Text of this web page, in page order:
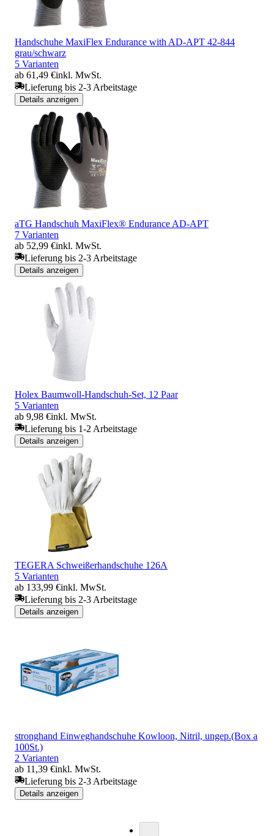
Handschuhe MaxiFlex Endurance with AD-APT 42-844
grau/schwarz
5 Varianten
ab 61,49 €inkl. MwSt.
Lieferung bis 2-3 Arbeitstage
Details anzeigen
aTG Handschuh MaxiFlex® Endurance AD-APT
7 Varianten
ab 52,99 €inkl. MwSt.
Lieferung bis 2-3 Arbeitstage
Details anzeigen
Holex Baumwoll-Handschuh-Set, 12 Paar
5 Varianten
ab 9,98 €inkl. MwSt.
Lieferung bis 1-2 Arbeitstage
Details anzeigen
TEGERA Schweißerhandschuhe 126A
5 Varianten
ab 133,99 €inkl. MwSt.
Lieferung bis 2-3 Arbeitstage
Details anzeigen
stronghand Einweghandschuhe Kowloon, Nitril, ungep.(Box a
100St.)
2 Varianten
ab 11,39 €inkl. MwSt.
Lieferung bis 2-3 Arbeitstage
Details anzeigen